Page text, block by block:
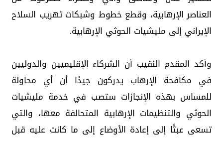
العناصر الإرهابية، وقطع خطوط وشبكات تهريب السلاح
الإيراني إلى مليشيات الحوثي الإرهابية.
وأكد المقدم النقيب أن الشركاء الإقليميين والدوليين
في مكافحة الإرهاب يدركون جيدًا أن أي محاولة
للمساس بهذه الإنجازات ستصب في خدمة مليشيات
الحوثي والتنظيمات الإرهابية المتحالفة معها، والتي
تسعى عبثًا إلى إعادة الأوضاع إلى ما كانت عليه قبل